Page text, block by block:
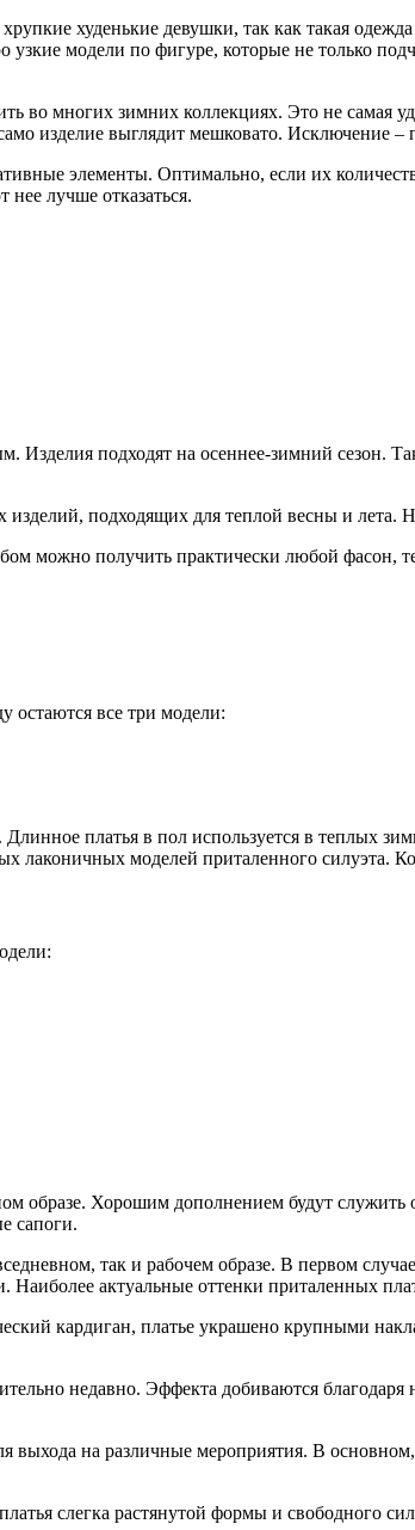
худенькие девушки, так как такая
модели по фигуре, которые не только
во многих зимних коллекциях. Это не самая
изделие выглядит мешковато. Исключение
элементы. Оптимально, если их
лучше отказаться.
Изделия подходят на осеннее-зимний сезон.
подходящих для теплой весны и лета.
можно получить практически любой фасон,
остаются все три модели:
платья в пол используется в теплых
лаконичных моделей приталенного силуэта.
образе. Хорошим дополнением будут
сапоги.
так и рабочем образе. В первом
актуальные оттенки приталенных
кардиган, платье украшено крупными
недавно. Эффекта добиваются
выхода на различные мероприятия. В
слегка растянутой формы и свободного